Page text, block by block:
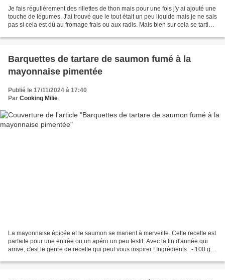
Je fais régulièrement des rillettes de thon mais pour une fois j'y ai ajouté une
touche de légumes. J'ai trouvé que le tout était un peu liquide mais je ne sais
pas si cela est dû au fromage frais ou aux radis. Mais bien sur cela se tartine
Barquettes de tartare de saumon fumé à la
mayonnaise pimentée
Publié le 17/11/2024 à 17:40
Par Cooking Milie
La mayonnaise épicée et le saumon se marient à merveille. Cette recette est
parfaite pour une entrée ou un apéro un peu festif. Avec la fin d'année qui
arrive, c'est le genre de recette qui peut vous inspirer ! Ingrédients : - 100 g